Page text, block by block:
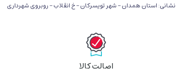
نشانی: استان همدان - شهر تویسرکان - خ انقلاب - روبروی شهرداری
اصالت کالا